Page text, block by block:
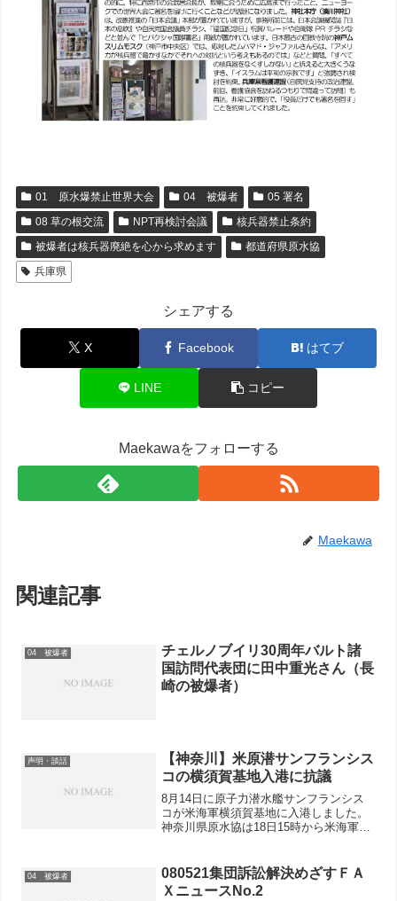
01 原水爆禁止世界大会 04 被爆者
05 署名
08 草の根交流
NPT再検討会議
核兵器禁止条約
被爆者は核兵器廃絶を心から求めます
都道府県原水協
兵庫県
シェアする
X Facebook はてブ
LINE コピー
Maekawaをフォローする
Maekawa
関連記事
04 被爆者
チェルノブイリ30周年バルト諸
国訪問代表団に田中重光さん（長
崎の被爆者）
声明・談話
【神奈川】米原潜サンフランシス
コの横須賀基地入港に抗議
8月14日に原子力潜水艦サンフランシス
コが米海軍横須賀基地に入港しました。
神奈川県原水協は18日15時から米海軍横
手交し抗議します。〇日時 ８月１８日
（木）午後３時〜〇集...
04 被爆者
080521集団訴訟解決めざすＦＡ
ＸニュースNo.2